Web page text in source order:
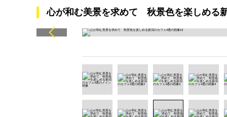
心が和む美景を求めて 秋景色を楽しめる